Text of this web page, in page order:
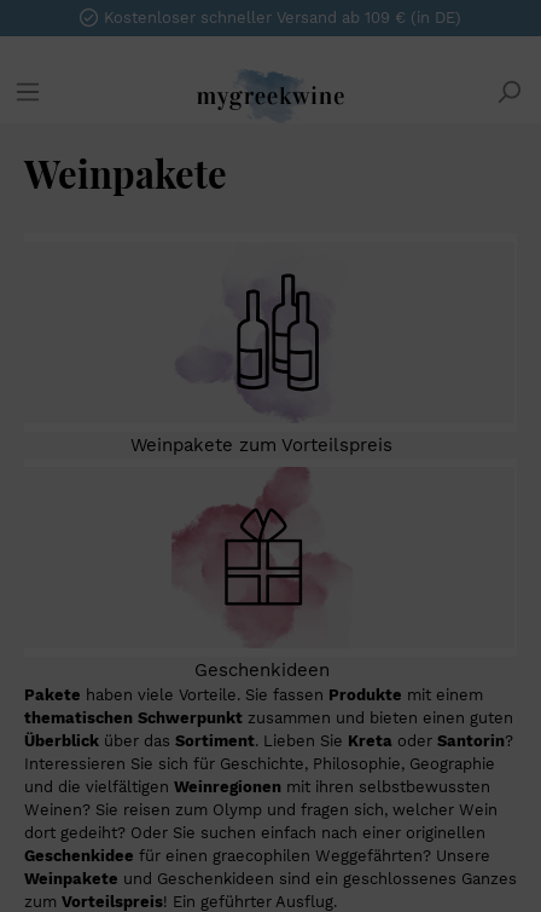
Kostenloser schneller Versand ab 109 € (in DE)
Weinpakete
Weinpakete zum Vorteilspreis
Geschenkideen
Pakete haben viele Vorteile. Sie fassen Produkte mit einem
thematischen Schwerpunkt zusammen und bieten einen guten
Überblick über das Sortiment. Lieben Sie Kreta oder Santorin?
Interessieren Sie sich für Geschichte, Philosophie, Geographie
und die vielfältigen Weinregionen mit ihren selbstbewussten
Weinen? Sie reisen zum Olymp und fragen sich, welcher Wein
dort gedeiht? Oder Sie suchen einfach nach einer originellen
Geschenkidee für einen graecophilen Weggefährten? Unsere
Weinpakete und Geschenkideen sind ein geschlossenes Ganzes
zum Vorteilspreis! Ein geführter Ausflug.